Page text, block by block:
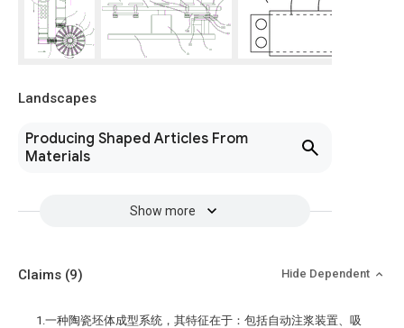
Landscapes
Producing Shaped Articles From
Materials
Show more
Claims (9) Hide Dependent
1.一种陶瓷坯体成型系统，其特征在于：包括自动注浆装置、吸